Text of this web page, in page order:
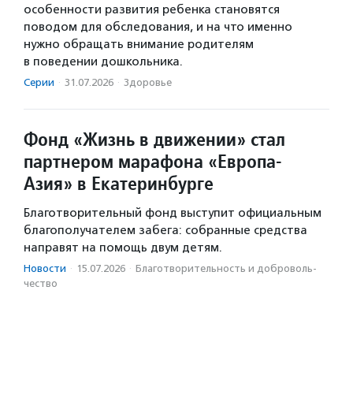
особенности развития ребенка становятся
поводом для обследования, и на что именно
нужно обращать внимание родителям
в поведении дошкольника.
Серии · 31.07.2026 · Здоровье
Фонд «Жизнь в движении» стал
партнером марафона «Европа-
Азия» в Екатеринбурге
Благотворительный фонд выступит официальным
благополучателем забега: собранные средства
направят на помощь двум детям.
Новости · 15.07.2026 · Благотвори­тель­ность и доброволь­
чест­во